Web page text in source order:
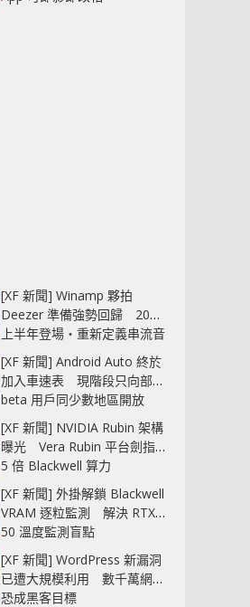
[XF 新聞] Winamp 夥拍
Deezer 準備強勢回歸 2027
上半年登場‧重新定義串流音
樂播放器
[XF 新聞] Android Auto 終於
加入車速表 現階段只向部分
beta 用戶同少數地區開放
[XF 新聞] NVIDIA Rubin 架構
曝光 Vera Rubin 平台劍指
5 倍 Blackwell 算力
[XF 新聞] 外掛解鎖 Blackwell
VRAM 逐粒監測 解決 RTX
50 溫度監測盲點
[XF 新聞] WordPress 新漏洞
已遭大規模利用 數千萬網站
恐成黑客目標